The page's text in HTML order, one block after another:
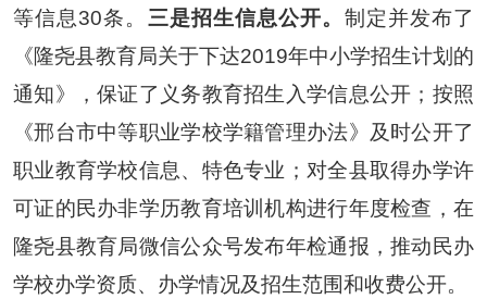
等信息30条。 三是招生信息公开。 制定并发布了
《隆尧县教育局关于下达2019年中小学招生计划的
通知》，保证了义务教育招生入学信息公开；按照
《邢台市中等职业学校学籍管理办法》及时公开了
职业教育学校信息、特色专业； 对全县取得办学许
可证的民办非学历教育培训机构进行年度检查 ，在
隆尧县教育局微信公众号发布年检通报，推动民办
学校办学资质、办学情况及招生范围和收费公开。